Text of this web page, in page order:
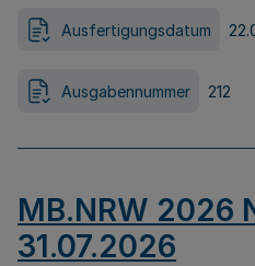
Ausfertigungsdatum
Ausgabennummer 212
MB.NRW 2026
31.07.2026